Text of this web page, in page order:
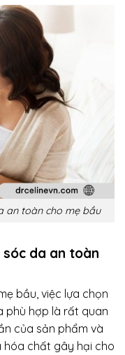
an toàn cho mẹ bầu
sóc da an toàn
bầu, việc lựa chọn
phù hợp là rất quan
của sản phẩm và
hóa chất gây hại cho